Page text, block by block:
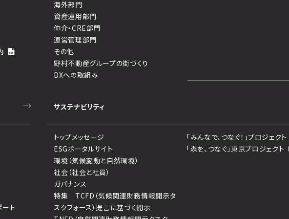
海外部門
資産運用部門
仲介・CRE部門
運営管理部門
その他
野村不動産グループの街づくり
DXへの取組み
ート
サステナビリティ
トップメッセージ
ESGポータルサイト
環境（気候変動と自然環境）
社会（社会と社員）
ガバナンス
特集 TCFD（気候関連財務情報開示タ
スクフォース）提言に基づく開示
「みんなで、つなぐ！」プロジェクト
「森を、つなぐ」東京プロジェクト